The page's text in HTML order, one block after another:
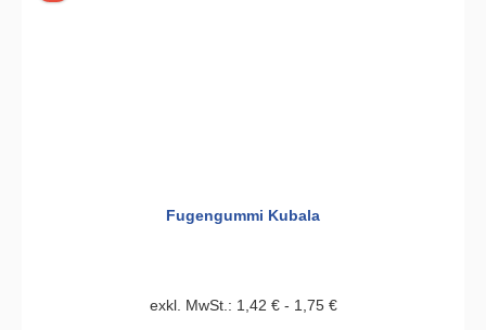
Fugengummi Kubala
exkl. MwSt.: 1,42 € - 1,75 €